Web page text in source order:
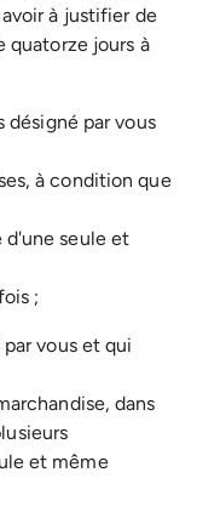
à justifier de
quatorze jours à
désigné par vous
à condition que
d'une seule et
;
vous et qui
dans
et même